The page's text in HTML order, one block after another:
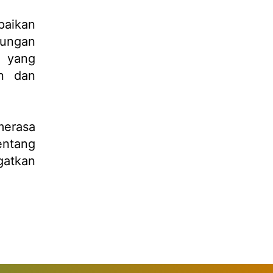
yang
dan